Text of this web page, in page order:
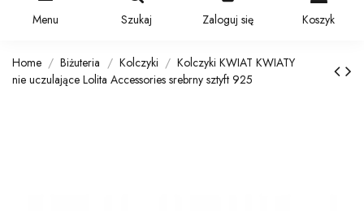
Menu Szukaj Zaloguj się Koszyk
Home Biżuteria Kolczyki
Kolczyki KWIAT KWIATY
nie uczulające Lolita Accessories srebrny sztyft 925